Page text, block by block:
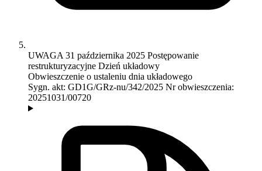
UWAGA 31 października 2025 Postępowanie
restrukturyzacyjne Dzień układowy
Obwieszczenie o ustaleniu dnia układowego
Sygn. akt: GD1G/GRz-nu/342/2025 Nr obwieszczenia:
20251031/00720